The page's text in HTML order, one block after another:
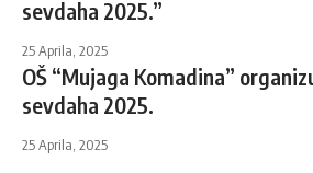
sevdaha 2025.”
25 Aprila, 2025
OŠ “Mujaga Komadina”
sevdaha 2025.
25 Aprila, 2025